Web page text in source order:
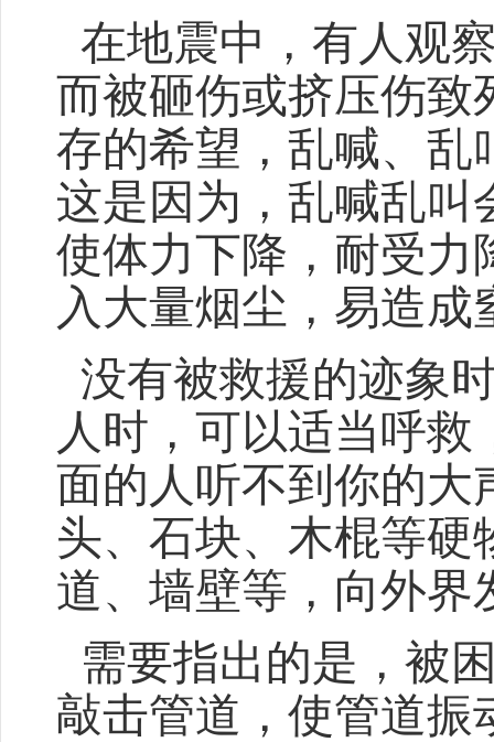
在地震中，有人观
而被砸伤或挤压伤致
存的希望，乱喊、乱
这是因为，乱喊乱叫
使体力下降，耐受力
入大量烟尘，易造
没有被救援的迹象
人时，可以适当呼
面的人听不到你的大
头、石块、木棍等硬
道、墙壁等，向外界
需要指出的是，被
敲击管道，使管道振